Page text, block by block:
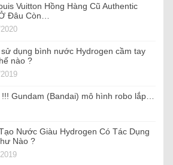
Vuitton Hồng Hàng Cũ Authentic
Đâu Còn…
dụng bình nước Hydrogen cầm tay
nào ?
Gundam (Bandai) mô hình robo lắp…
Nước Giàu Hydrogen Có Tác Dụng
Nào ?